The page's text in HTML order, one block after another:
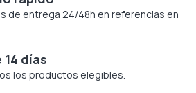
de entrega 24/48h en referencias en
14 días
los productos elegibles.